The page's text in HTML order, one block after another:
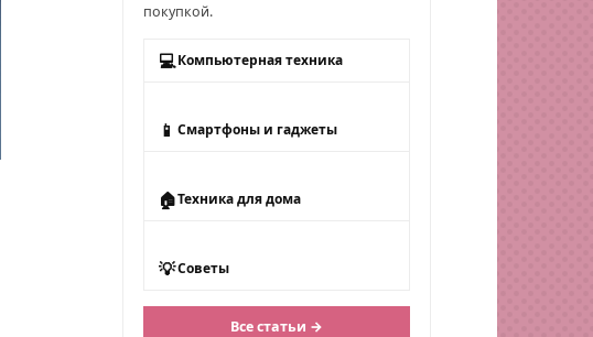
покупкой.
💻 Компьютерная техника
📱 Смартфоны и гаджеты
🏠Техника для дома
💡Советы
Все статьи →